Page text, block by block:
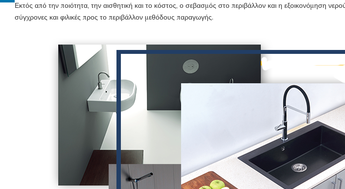
Εκτός από την ποιότητα, την αισθητική και το κόστος, ο σεβασμός στο περιβάλλον και η εξοικονόμηση
σύγχρονες και φιλικές προς το περιβάλλον μεθόδους παραγωγής.